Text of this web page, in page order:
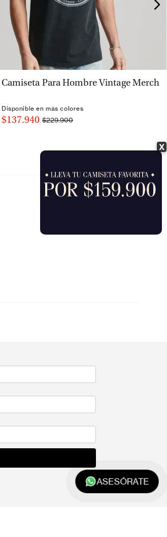
X
ASESÓRATE
VISTA RÁPIDA
Camiseta Para Hombre Vintage Merch
Disponible en más colores
$137.940 $229.900